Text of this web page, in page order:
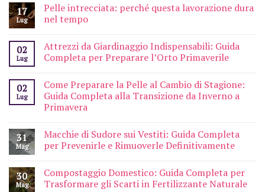
17
Lug
Pelle intrecciata: perché questa lavorazione dura
nel tempo
02
Lug
Attrezzi da Giardinaggio Indispensabili: Guida
Completa per Preparare l’Orto Primaverile
02
Lug
Come Preparare la Pelle al Cambio di Stagione:
Guida Completa alla Transizione da Inverno a
Primavera
31
Mag
Macchie di Sudore sui Vestiti: Guida Completa
per Prevenirle e Rimuoverle Definitivamente
30
Mag
Compostaggio Domestico: Guida Completa per
Trasformare gli Scarti in Fertilizzante Naturale